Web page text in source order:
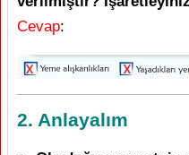
Cevap:
2. Anlayalım